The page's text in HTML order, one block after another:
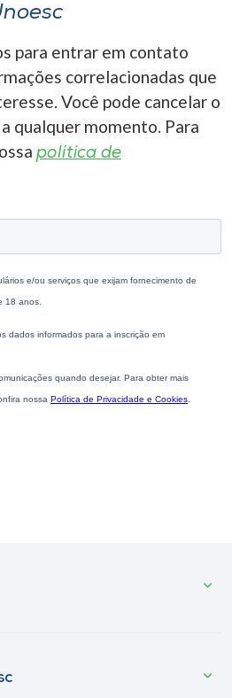
para entrar em contato
correlacionadas que
Você pode cancelar o
qualquer momento. Para
política de